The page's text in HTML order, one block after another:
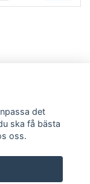
& Garanti
det
ska få bästa
oss.